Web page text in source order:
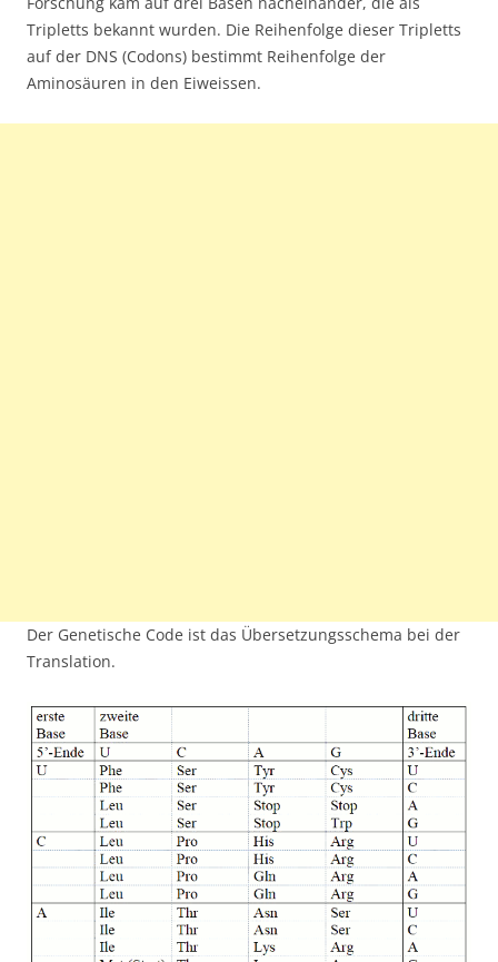
Tripletts bekannt wurden. Die Reihenfolge dieser Tripletts
auf der DNS (Codons) bestimmt Reihenfolge der
Aminosäuren in den Eiweissen.
Der Genetische Code ist das Übersetzungsschema bei der
Translation.